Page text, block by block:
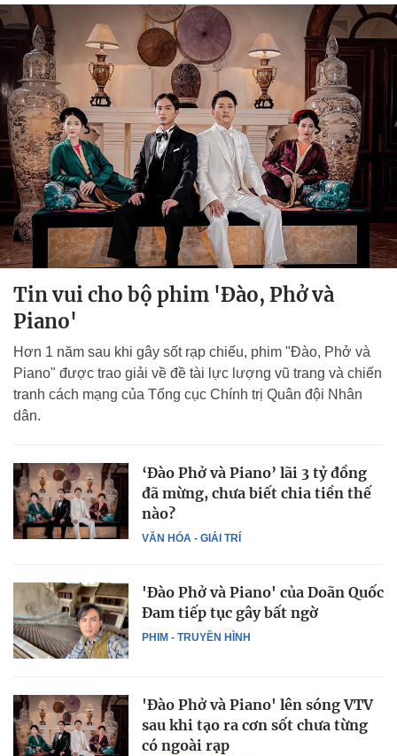
Tin vui cho bộ phim 'Đào, Phở và
Piano'
Hơn 1 năm sau khi gây sốt rạp chiếu, phim "Đào, Phở và
Piano" được trao giải về đề tài lực lượng vũ trang và chiến
tranh cách mạng của Tổng cục Chính trị Quân đội Nhân
dân.
VĂN HÓA - GIẢI TRÍ
‘Đào Phở và Piano’ lãi 3 tỷ đồng
đã mừng, chưa biết chia tiền thế
nào?
PHIM - TRUYỀN HÌNH
'Đào Phở và Piano' của Doãn Quốc
Đam tiếp tục gây bất ngờ
'Đào Phở và Piano' lên sóng VTV
sau khi tạo ra cơn sốt chưa từng
có ngoài rạp